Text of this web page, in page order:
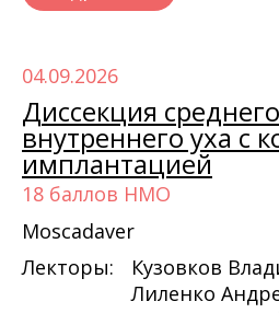
04.09.2026
Диссекция
внутреннего уха с
имплантацией
18 баллов НМО
Moscadaver
Лекторы:
Кузовков
Лиленко